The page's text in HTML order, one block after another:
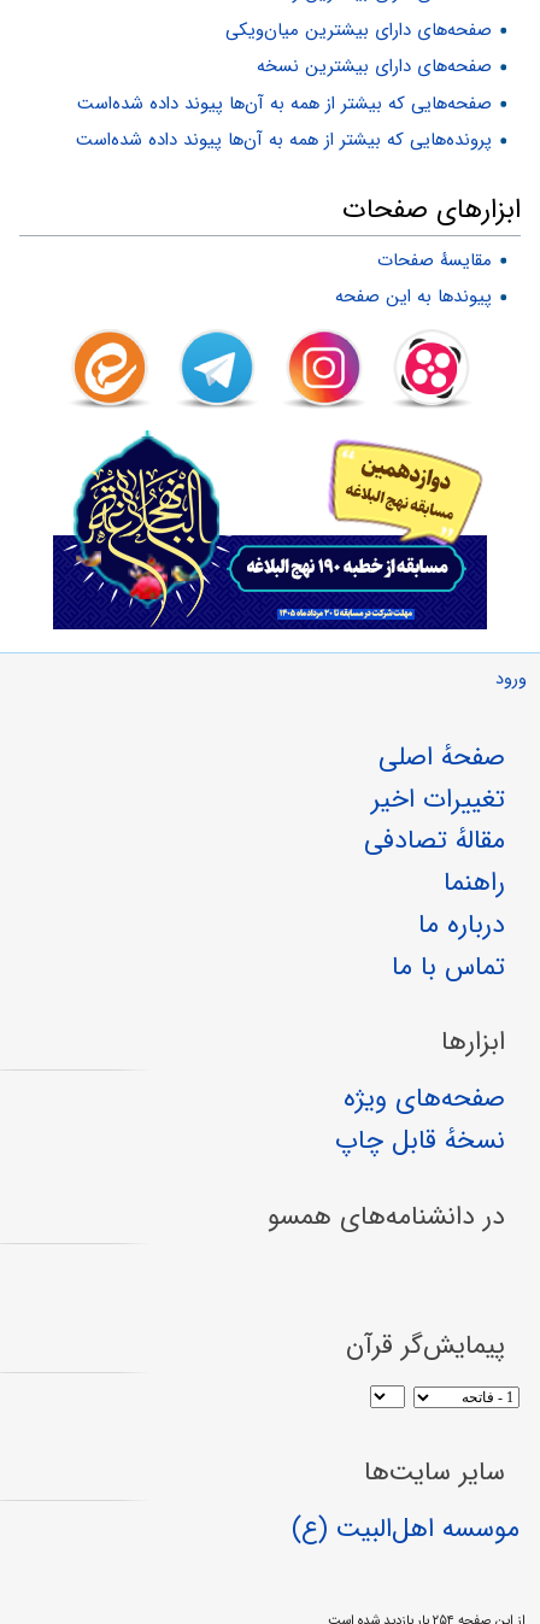
صفحه‌های دارای بیشترین میان‌ویکی
صفحه‌های دارای بیشترین نسخه
صفحه‌هایی که بیشتر از همه به آن‌ها پیوند داده شده‌است
پرونده‌هایی که بیشتر از همه به آن‌ها پیوند داده شده‌است
ابزارهای صفحات
مقایسهٔ صفحات
پیوندها به این صفحه
ورود
صفحهٔ اصلی
تغییرات اخیر
مقالهٔ تصادفی
راهنما
درباره ما
تماس با ما
ابزارها
صفحه‌های ویژه
نسخهٔ قابل چاپ
در دانشنامه‌های همسو
پیمایش‌گر قرآن
سایر سایت‌ها
موسسه اهل‌البیت (ع)